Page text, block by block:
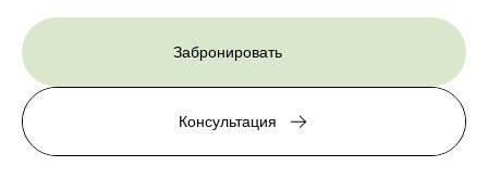
Забронировать
Консультация